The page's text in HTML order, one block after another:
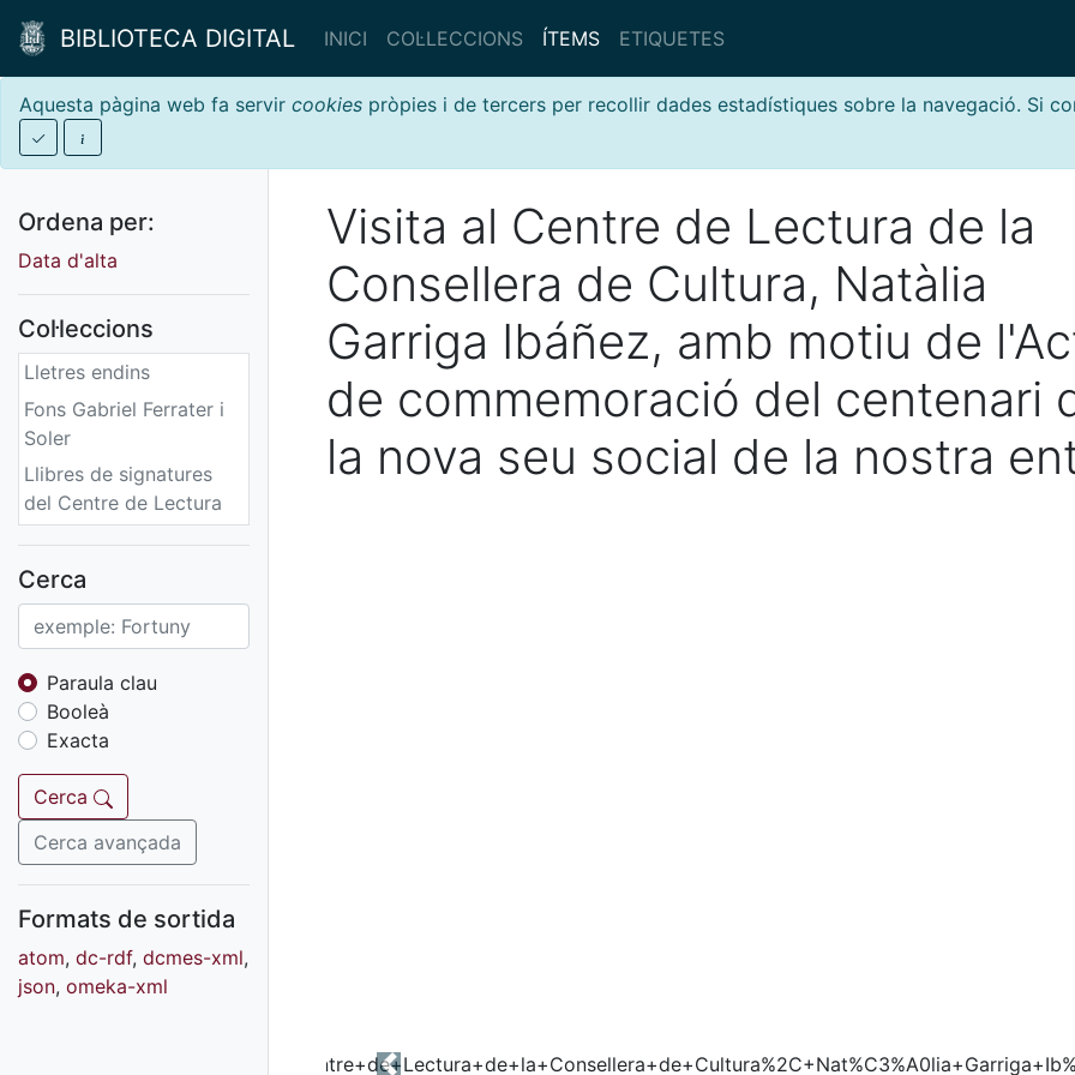
BIBLIOTECA DIGITAL INICI COL·LECCIONS ÍTEMS ETIQUETES
Aquesta pàgina web fa servir cookies pròpies i de tercers per recollir dades estadístiques sobre la navegació. Si
Ordena per:
Data d'alta
Col·leccions
Lletres endins
Fons Gabriel Ferrater i
Soler
Llibres de signatures
del Centre de Lectura
Fons sonor de Ràdio
Reus
Cartells
Fons audiovisual
Fons local
Fons sonor
Goigs
Fons fotogràfic
Fons d'art
Cerca
Paraula clau
Booleà
Exacta
Cerca
Cerca avançada
Formats de sortida
atom, dc-rdf, dcmes-xml,
json, omeka-xml
Visita al Centre de Lectura de la
Consellera de Cultura, Natàlia
Garriga Ibáñez, amb motiu de
de commemoració del centenari
la nova seu social de la nostra